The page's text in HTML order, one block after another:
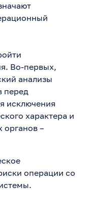
Во-первых,
анализы
перед
исключения
характера и
органов –
операции со